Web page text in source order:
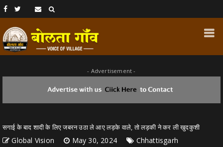
- Advertisement -
सगाई के बाद शादी के लिए जबरन उठा ले आए लड़के वाले, तो लड़की ने कर ली खुदकुशी
Global Vision May 30, 2024 Chhattisgarh